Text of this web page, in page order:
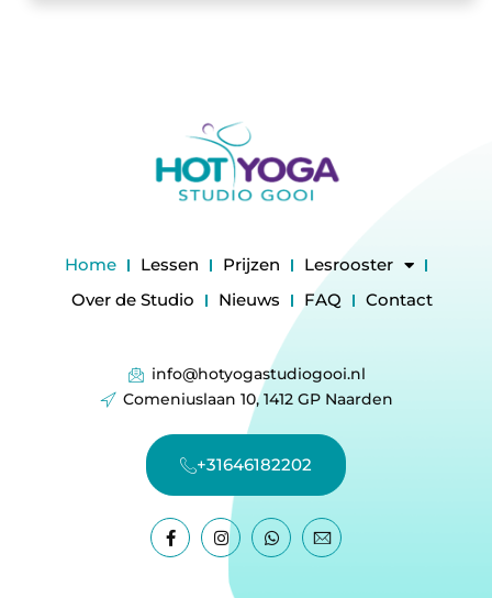
Home Lessen Prijzen
Lesrooster
Over de Studio
Nieuws FAQ Contact
info@hotyogastudiogooi.nl
Comeniuslaan 10, 1412 GP Naarden
+31646182202